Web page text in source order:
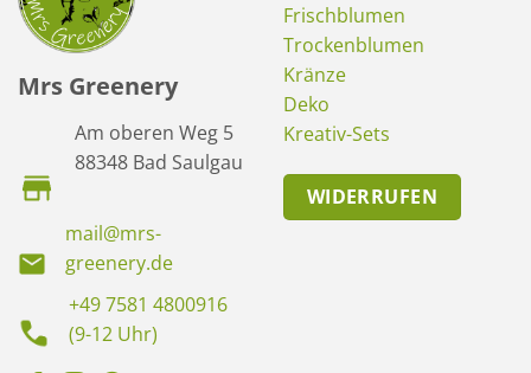
Mrs Greenery
Am oberen Weg 5
88348 Bad Saulgau
mail@mrs-
greenery.de
+49 7581 4800916
(9-12 Uhr)
Frischblumen
Trockenblumen
Kränze
Deko
Kreativ-Sets
WIDERRUFEN